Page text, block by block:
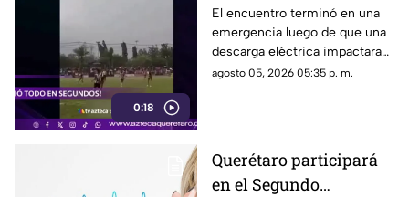
0:18
sobre la cancha y m4ta
a futbolista de 24 años;
VIDEO DELICADO
El encuentro terminó en una
emergencia luego de que una
descarga eléctrica impactara
el terreno de juego y alcanzara
agosto 05, 2026 05:35 p. m.
Querétaro participará
en el Segundo